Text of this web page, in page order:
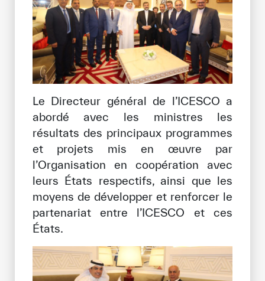
Le Directeur général de l’ICESCO a
abordé avec les ministres les
résultats des principaux programmes
et projets mis en œuvre par
l’Organisation en coopération avec
leurs États respectifs, ainsi que les
moyens de développer et renforcer le
partenariat entre l’ICESCO et ces
États.